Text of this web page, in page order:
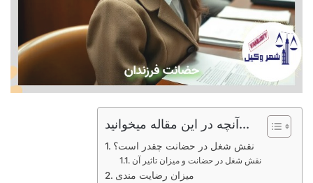
آنچه در این مقاله میخوانید...
نقش شغل در حضانت چقدر است؟
نقش شغل در حضانت و میزان تاثیر آن
میزان رضایت مندی